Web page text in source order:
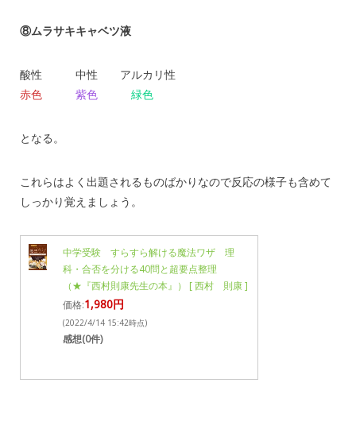
⑧ムラサキキャベツ液
酸性 中性 アルカリ性
赤色
紫色 緑色
となる。
これらはよく出題されるものばかりなので反応の様子も含めて
しっかり覚えましょう。
中学受験 すらすら解ける魔法ワザ 理
科・合否を分ける40問と超要点整理
（★『西村則康先生の本』） [ 西村 則康 ]
価格:1,980円
(2022/4/14 15:42時点)
感想(0件)